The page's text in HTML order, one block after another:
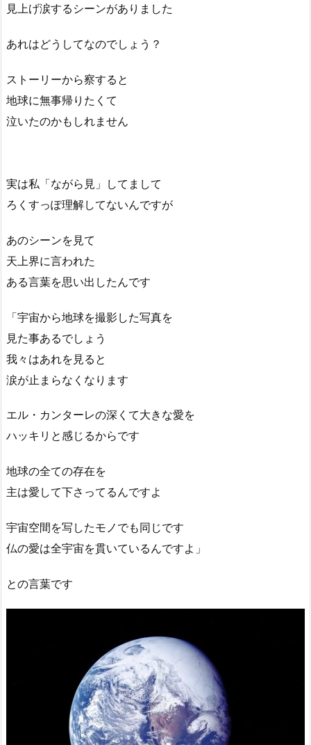
見上げ涙するシーンがありました
あれはどうしてなのでしょう？
ストーリーから察すると
地球に無事帰りたくて
泣いたのかもしれません
実は私「ながら見」してまして
ろくすっぽ理解してないんですが
あのシーンを見て
天上界に言われた
ある言葉を思い出したんです
「宇宙から地球を撮影した写真を
見た事あるでしょう
我々はあれを見ると
涙が止まらなくなります
エル・カンターレの深くて大きな愛を
ハッキリと感じるからです
地球の全ての存在を
主は愛して下さってるんですよ
宇宙空間を写したモノでも同じです
仏の愛は全宇宙を貫いているんですよ」
との言葉です